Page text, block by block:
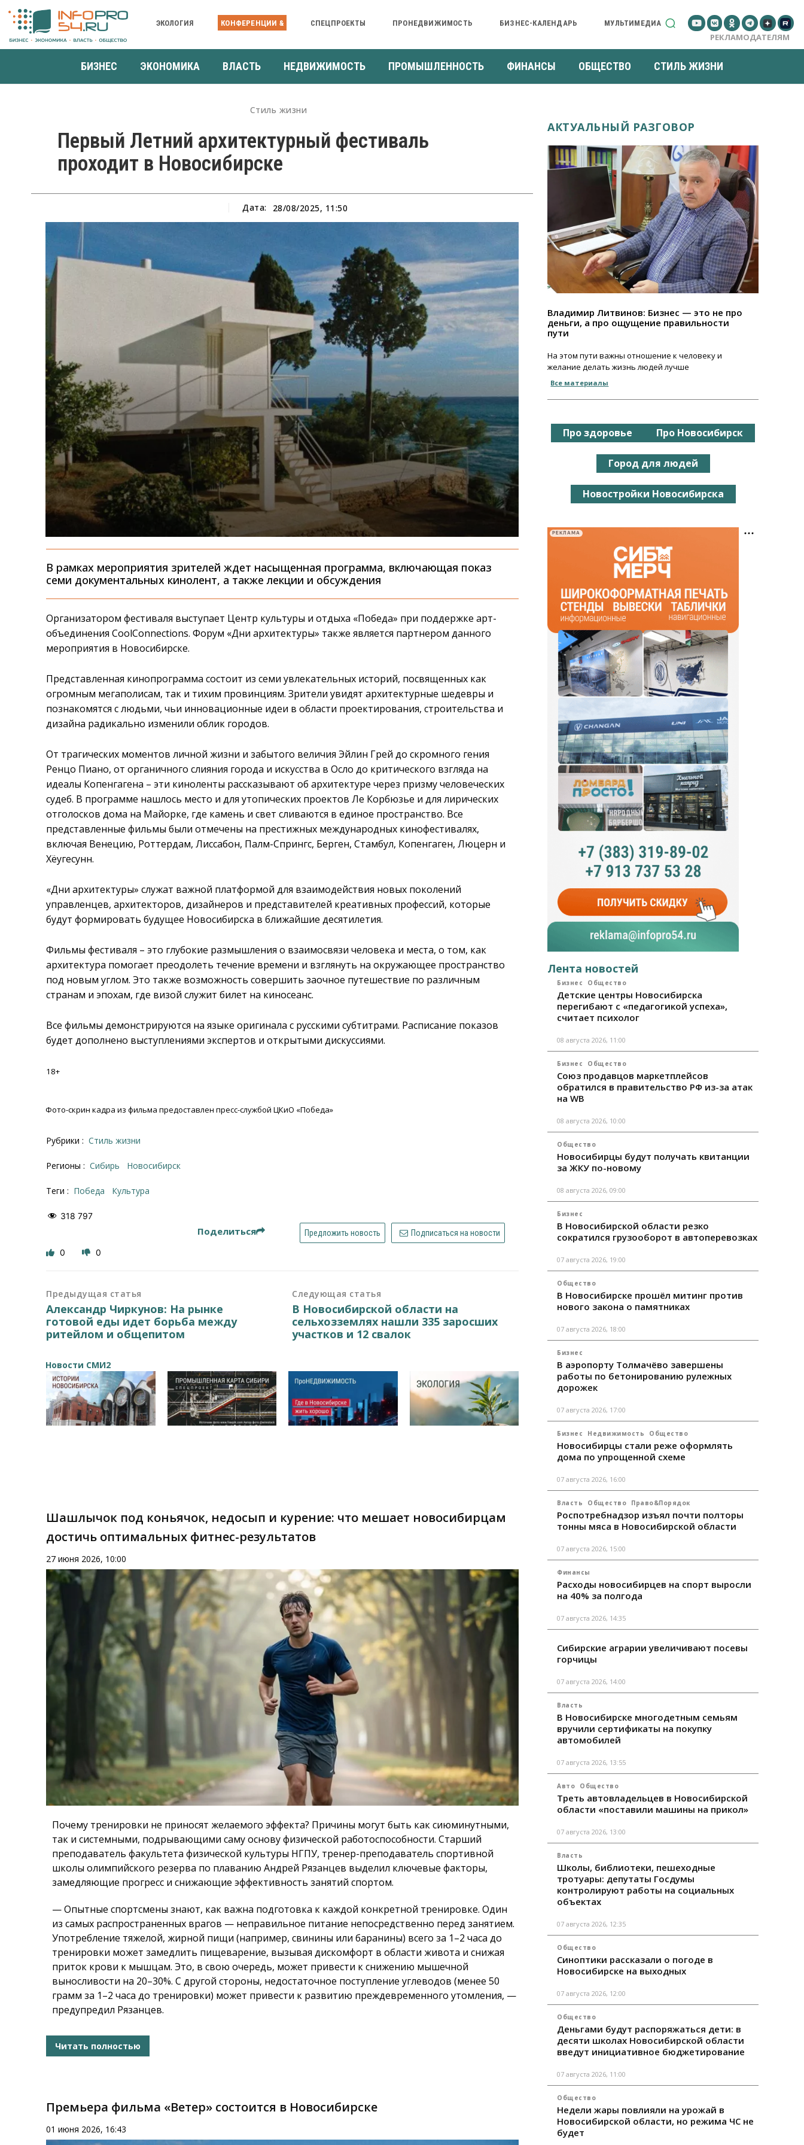
ЭКОЛОГИЯ КОНФЕРЕНЦИИ & СПЕЦПРОЕКТЫ ПРОНЕДВИЖИМОСТЬ БИЗНЕС-КАЛЕНДАРЬ МУЛЬТИМЕДИА
РЕКЛАМОДАТЕЛЯМ
БИЗНЕС ЭКОНОМИКА ВЛАСТЬ НЕДВИЖИМОСТЬ ПРОМЫШЛЕННОСТЬ ФИНАНСЫ ОБЩЕСТВО СТИЛЬ ЖИЗНИ
Стиль жизни
Первый Летний архитектурный фестиваль
проходит в Новосибирске
Дата: 28/08/2025, 11:50
В рамках мероприятия зрителей ждет насыщенная программа, включающая показ
семи документальных кинолент, а также лекции и обсуждения
Организатором фестиваля выступает Центр культуры и отдыха «Победа» при поддержке арт-
объединения CoolConnections. Форум «Дни архитектуры» также является партнером данного
мероприятия в Новосибирске.
Представленная кинопрограмма состоит из семи увлекательных историй, посвященных как
огромным мегаполисам, так и тихим провинциям. Зрители увидят архитектурные шедевры и
познакомятся с людьми, чьи инновационные идеи в области проектирования, строительства и
дизайна радикально изменили облик городов.
От трагических моментов личной жизни и забытого величия Эйлин Грей до скромного гения
Ренцо Пиано, от органичного слияния города и искусства в Осло до критического взгляда на
идеалы Копенгагена – эти киноленты рассказывают об архитектуре через призму человеческих
судеб. В программе нашлось место и для утопических проектов Ле Корбюзье и для лирических
отголосков дома на Майорке, где камень и свет сливаются в единое пространство. Все
представленные фильмы были отмечены на престижных международных кинофестивалях,
включая Венецию, Роттердам, Лиссабон, Палм-Спрингс, Берген, Стамбул, Копенгаген, Люцерн и
Хёугесунн.
«Дни архитектуры» служат важной платформой для взаимодействия новых поколений
управленцев, архитекторов, дизайнеров и представителей креативных профессий, которые
будут формировать будущее Новосибирска в ближайшие десятилетия.
Фильмы фестиваля – это глубокие размышления о взаимосвязи человека и места, о том, как
архитектура помогает преодолеть течение времени и взглянуть на окружающее пространство
под новым углом. Это также возможность совершить заочное путешествие по различным
странам и эпохам, где визой служит билет на киносеанс.
Все фильмы демонстрируются на языке оригинала с русскими субтитрами. Расписание показов
будет дополнено выступлениями экспертов и открытыми дискуссиями.
18+
Фото-скрин кадра из фильма предоставлен пресс-службой ЦКиО «Победа»
Рубрики : Стиль жизни
Регионы : Сибирь Новосибирск
Теги : Победа культура
318 797
Поделиться Предложить новость Подписаться на новости
0 0
Предыдущая статья
Александр Чиркунов: На рынке
готовой еды идет борьба между
ритейлом и общепитом
Следующая статья
В Новосибирской области на
сельхозземлях нашли 335 заросших
участков и 12 свалок
Новости СМИ2
Шашлычок под коньячок, недосып и курение: что мешает новосибирцам
достичь оптимальных фитнес-результатов
27 июня 2026, 10:00
Почему тренировки не приносят желаемого эффекта? Причины могут быть как сиюминутными,
так и системными, подрывающими саму основу физической работоспособности. Старший
преподаватель факультета физической культуры НГПУ, тренер-преподаватель спортивной
школы олимпийского резерва по плаванию Андрей Рязанцев выделил ключевые факторы,
замедляющие прогресс и снижающие эффективность занятий спортом.
— Опытные спортсмены знают, как важна подготовка к каждой конкретной тренировке. Один
из самых распространенных врагов — неправильное питание непосредственно перед занятием.
Употребление тяжелой, жирной пищи (например, свинины или баранины) всего за 1–2 часа до
тренировки может замедлить пищеварение, вызывая дискомфорт в области живота и снижая
приток крови к мышцам. Это, в свою очередь, может привести к снижению мышечной
выносливости на 20–30%. С другой стороны, недостаточное поступление углеводов (менее 50
грамм за 1–2 часа до тренировки) может привести к развитию преждевременного утомления, —
предупредил Рязанцев.
Читать полностью
Премьера фильма «Ветер» состоится в Новосибирске
01 июня 2026, 16:43
АКТУАЛЬНЫЙ РАЗГОВОР
Владимир Литвинов: Бизнес — это не про
деньги, а про ощущение правильности
пути
На этом пути важны отношение к человеку и
желание делать жизнь людей лучше
Все материалы
Про здоровье Про Новосибирск
Город для людей
Новостройки Новосибирска
РЕКЛАМА
Лента новостей
Бизнес Общество
Детские центры Новосибирска
перегибают с «педагогикой успеха»,
считает психолог
08 августа 2026, 11:00
Бизнес Общество
Союз продавцов маркетплейсов
обратился в правительство РФ из-за атак
на WB
08 августа 2026, 10:00
Общество
Новосибирцы будут получать квитанции
за ЖКУ по-новому
08 августа 2026, 09:00
Бизнес
В Новосибирской области резко
сократился грузооборот в автоперевозках
07 августа 2026, 19:00
Общество
В Новосибирске прошёл митинг против
нового закона о памятниках
07 августа 2026, 18:00
Бизнес
В аэропорту Толмачёво завершены
работы по бетонированию рулежных
дорожек
07 августа 2026, 17:00
Бизнес Недвижимость Общество
Новосибирцы стали реже оформлять
дома по упрощенной схеме
07 августа 2026, 16:00
Власть Общество Право&Порядок
Роспотребнадзор изъял почти полторы
тонны мяса в Новосибирской области
07 августа 2026, 15:00
Финансы
Расходы новосибирцев на спорт выросли
на 40% за полгода
07 августа 2026, 14:35
Сибирские аграрии увеличивают посевы
горчицы
07 августа 2026, 14:00
Власть
В Новосибирске многодетным семьям
вручили сертификаты на покупку
автомобилей
07 августа 2026, 13:55
Авто Общество
Треть автовладельцев в Новосибирской
области «поставили машины на прикол»
07 августа 2026, 13:00
Власть
Школы, библиотеки, пешеходные
тротуары: депутаты Госдумы
контролируют работы на социальных
объектах
07 августа 2026, 12:35
Общество
Синоптики рассказали о погоде в
Новосибирске на выходных
07 августа 2026, 12:00
Общество
Деньгами будут распоряжаться дети: в
десяти школах Новосибирской области
введут инициативное бюджетирование
07 августа 2026, 11:00
Общество
Недели жары повлияли на урожай в
Новосибирской области, но режима ЧС не
будет